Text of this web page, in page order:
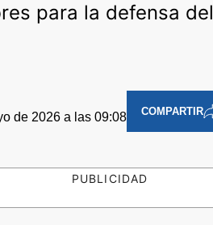
para la defensa del
de 2026 a las 09:08 COMPARTIR
PUBLICIDAD